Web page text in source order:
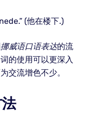
(他在楼下.)
挪威语口语表达的流
的使用可以更深入
交流增色不少。